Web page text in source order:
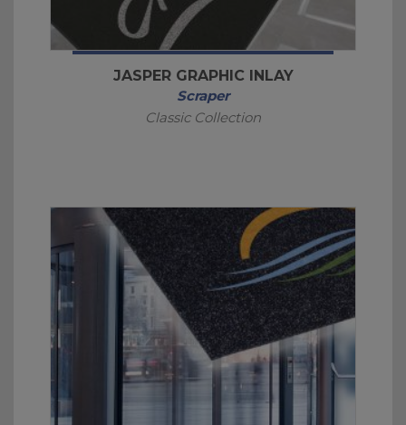
JASPER GRAPHIC INLAY
Scraper
Classic Collection